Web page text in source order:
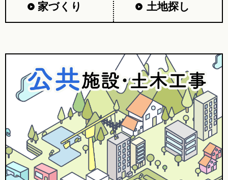
家づくり 土地探し